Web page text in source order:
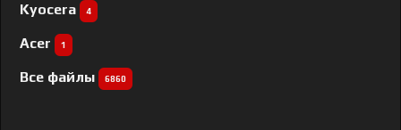
Kyocera 4
Acer 1
Все файлы 6860